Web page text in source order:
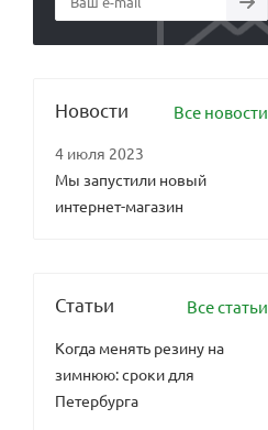
Новости Все новости
4 июля 2023
Мы запустили новый
интернет-магазин
Статьи Все статьи
Когда менять резину на
зимнюю: сроки для
Петербурга